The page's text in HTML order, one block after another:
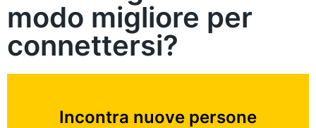
modo migliore per
connettersi?
Incontra nuove persone